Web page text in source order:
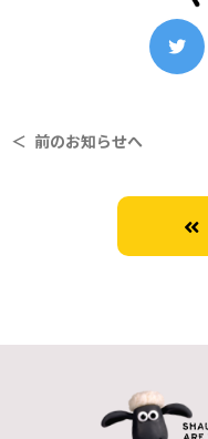
＜ 前のお知らせへ